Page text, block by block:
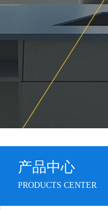
产品中心
PRODUCTS CENTER